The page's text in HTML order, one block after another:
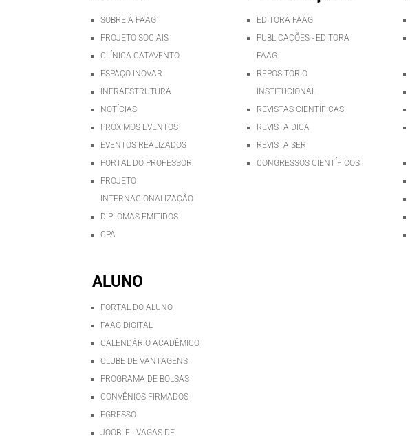
SOBRE A FAAG
PROJETO SOCIAIS
CLÍNICA CATAVENTO
ESPAÇO INOVAR
INFRAESTRUTURA
NOTÍCIAS
PRÓXIMOS EVENTOS
EVENTOS REALIZADOS
PORTAL DO PROFESSOR
PROJETO
INTERNACIONALIZAÇÃO
DIPLOMAS EMITIDOS
CPA
ALUNO
PORTAL DO ALUNO
FAAG DIGITAL
CALENDÁRIO ACADÊMICO
CLUBE DE VANTAGENS
PROGRAMA DE BOLSAS
CONVÊNIOS FIRMADOS
EGRESSO
JOOBLE - VAGAS DE
EDITORA FAAG
PUBLICAÇÕES - EDITORA
FAAG
REPOSITÓRIO
INSTITUCIONAL
REVISTAS CIENTÍFICAS
REVISTA DICA
REVISTA SER
CONGRESSOS CIENTÍFICOS